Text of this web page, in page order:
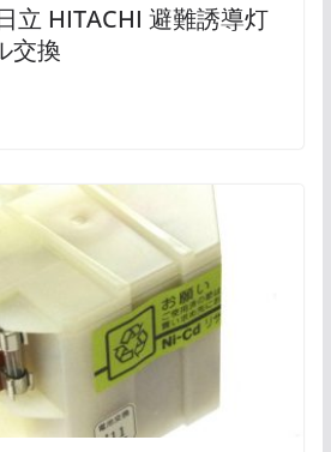
立 HITACHI 避難誘導灯
交換